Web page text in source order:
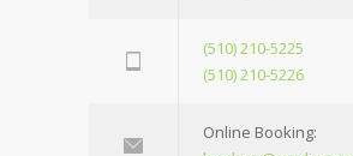
(510) 210-5225
(510) 210-5226
Online Booking: